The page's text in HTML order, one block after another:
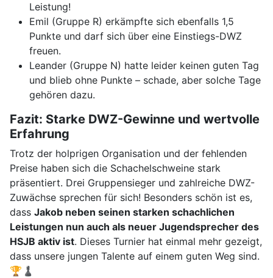
Leistung!
Emil (Gruppe R) erkämpfte sich ebenfalls 1,5
Punkte und darf sich über eine Einstiegs-DWZ
freuen.
Leander (Gruppe N) hatte leider keinen guten Tag
und blieb ohne Punkte – schade, aber solche Tage
gehören dazu.
Fazit: Starke DWZ-Gewinne und wertvolle
Erfahrung
Trotz der holprigen Organisation und der fehlenden
Preise haben sich die Schachelschweine stark
präsentiert. Drei Gruppensieger und zahlreiche DWZ-
Zuwächse sprechen für sich! Besonders schön ist es,
dass Jakob neben seinen starken schachlichen
Leistungen nun auch als neuer Jugendsprecher des
HSJB aktiv ist. Dieses Turnier hat einmal mehr gezeigt,
dass unsere jungen Talente auf einem guten Weg sind.
🏆♟️